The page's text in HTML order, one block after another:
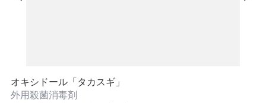
オキシドール「タカスギ」
外用殺菌消毒剤